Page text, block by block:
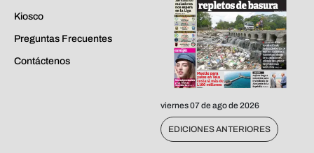
Kiosco
Preguntas Frecuentes
Contáctenos
viernes 07 de ago de 2026
EDICIONES ANTERIORES